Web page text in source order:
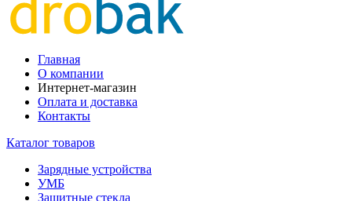
Главная
О компании
Интернет-магазин
Оплата и доставка
Контакты
Каталог товаров
Зарядные устройства
УМБ
Защитные стекла